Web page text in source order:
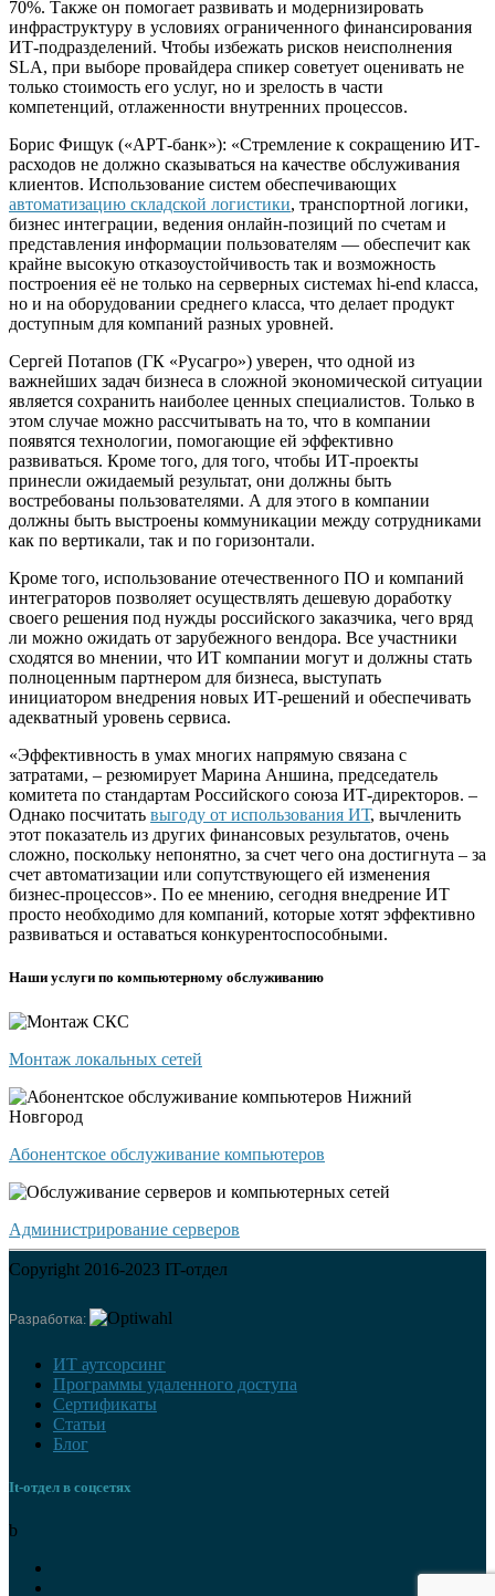
70%. Также он помогает развивать и модернизировать
инфраструктуру в условиях ограниченного финансирования
ИТ-подразделений. Чтобы избежать рисков неисполнения
SLA, при выборе провайдера спикер советует оценивать не
только стоимость его услуг, но и зрелость в части
компетенций, отлаженности внутренних процессов.
Борис Фищук («АРТ-банк»): «Стремление к сокращению ИТ-
расходов не должно сказываться на качестве обслуживания
клиентов. Использование систем обеспечивающих
автоматизацию складской логистики, транспортной логики,
бизнес интеграции, ведения онлайн-позиций по счетам и
представления информации пользователям — обеспечит как
крайне высокую отказоустойчивость так и возможность
построения её не только на серверных системах hi-end класса,
но и на оборудовании среднего класса, что делает продукт
доступным для компаний разных уровней.
Сергей Потапов (ГК «Русагро») уверен, что одной из
важнейших задач бизнеса в сложной экономической ситуации
является сохранить наиболее ценных специалистов. Только в
этом случае можно рассчитывать на то, что в компании
появятся технологии, помогающие ей эффективно
развиваться. Кроме того, для того, чтобы ИТ-проекты
принесли ожидаемый результат, они должны быть
востребованы пользователями. А для этого в компании
должны быть выстроены коммуникации между сотрудниками
как по вертикали, так и по горизонтали.
Кроме того, использование отечественного ПО и компаний
интеграторов позволяет осуществлять дешевую доработку
своего решения под нужды российского заказчика, чего вряд
ли можно ожидать от зарубежного вендора. Все участники
сходятся во мнении, что ИТ компании могут и должны стать
полноценным партнером для бизнеса, выступать
инициатором внедрения новых ИТ-решений и обеспечивать
адекватный уровень сервиса.
«Эффективность в умах многих напрямую связана с
затратами, – резюмирует Марина Аншина, председатель
комитета по стандартам Российского союза ИТ-директоров. –
Однако посчитать выгоду от использования ИТ, вычленить
этот показатель из других финансовых результатов, очень
сложно, поскольку непонятно, за счет чего она достигнута – за
счет автоматизации или сопутствующего ей изменения
бизнес-процессов». По ее мнению, сегодня внедрение ИТ
просто необходимо для компаний, которые хотят эффективно
развиваться и оставаться конкурентоспособными.
Наши услуги по компьютерному обслуживанию
Монтаж локальных сетей
Абонентское обслуживание компьютеров
Администрирование серверов
Copyright 2016-2023 IT-отдел
Разработка:
ИТ аутсорсинг
Программы удаленного доступа
Сертификаты
Статьи
Блог
It-отдел в соцсетях
b